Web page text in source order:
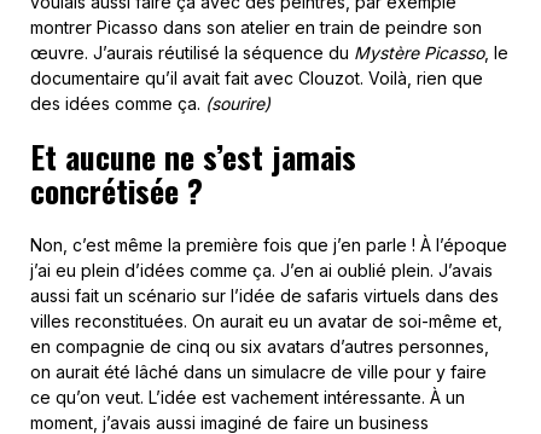
montrer Picasso dans son atelier en train de peindre son
œuvre. J’aurais réutilisé la séquence du Mystère Picasso, le
documentaire qu’il avait fait avec Clouzot. Voilà, rien que
des idées comme ça. (sourire)
Et aucune ne s’est jamais
concrétisée ?
Non, c’est même la première fois que j’en parle ! À l’époque
j’ai eu plein d’idées comme ça. J’en ai oublié plein. J’avais
aussi fait un scénario sur l’idée de safaris virtuels dans des
villes reconstituées. On aurait eu un avatar de soi-même et,
en compagnie de cinq ou six avatars d’autres personnes,
on aurait été lâché dans un simulacre de ville pour y faire
ce qu’on veut. L’idée est vachement intéressante. À un
moment, j’avais aussi imaginé de faire un business